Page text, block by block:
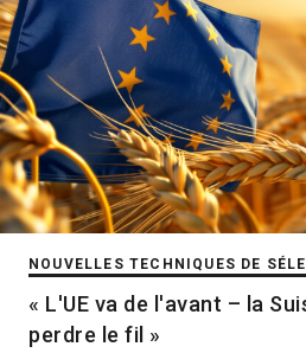
NOUVELLES TECHNIQUES DE
« L'UE va de l'avant – la
perdre le fil »